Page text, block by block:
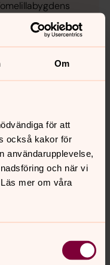
Om
för att
också kakor för
användarupplevelse,
och när vi
mer om våra